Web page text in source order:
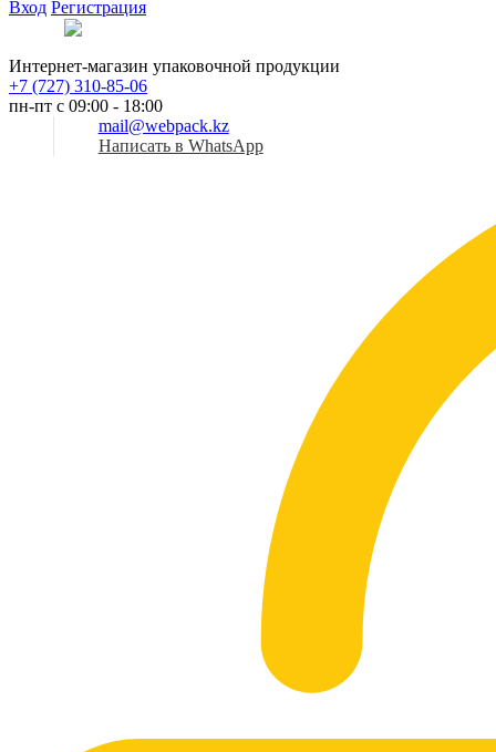
Вход Регистрация
Интернет-магазин упаковочной продукции
+7 (727) 310-85-06
пн-пт с 09:00 - 18:00
mail@webpack.kz
Написать в WhatsApp